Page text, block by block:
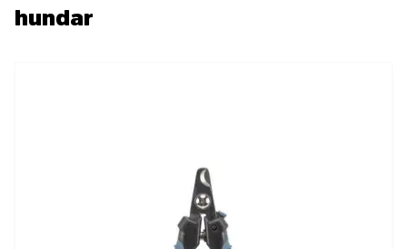
hundar